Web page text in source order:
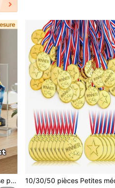
1 pièce Médaille de récompense personnalisée en acrylique en forme d'étoile, cadeau de reconnaissance pour les employés, trophée d'appréciation d'entreprise personnalisé, cadeau de retraite ou de remerciement pour le personnel et la direction, décoration de bureau esthétique, cadeau de remise des diplômes, cadeau unique